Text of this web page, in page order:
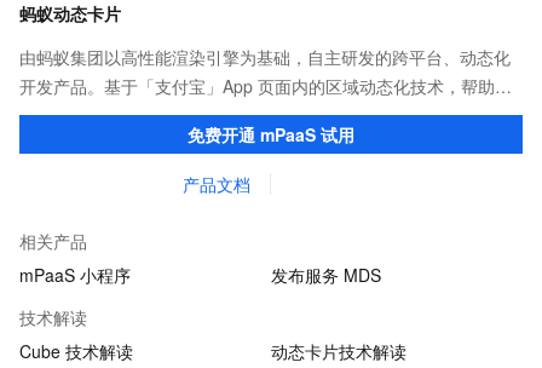
蚂蚁动态卡片
由蚂蚁集团以高性能渲染引擎为基础，自主研发的跨平台、动态化
开发产品。基于「支付宝」App 页面内的区域动态化技术，帮助客
户提升研发效率的同时，追求轻量、流畅的 App 性能体验。
免费开通 mPaaS 试用
产品文档
相关产品
mPaaS 小程序
发布服务 MDS
技术解读
Cube 技术解读
动态卡片技术解读